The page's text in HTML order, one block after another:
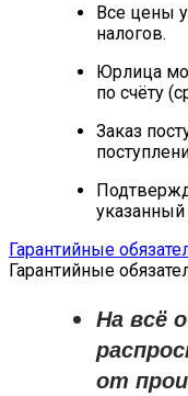
Все цены
налогов.
Юрлица
по счёту
Заказ
Гарантийные
Гарантийные
На всё
от